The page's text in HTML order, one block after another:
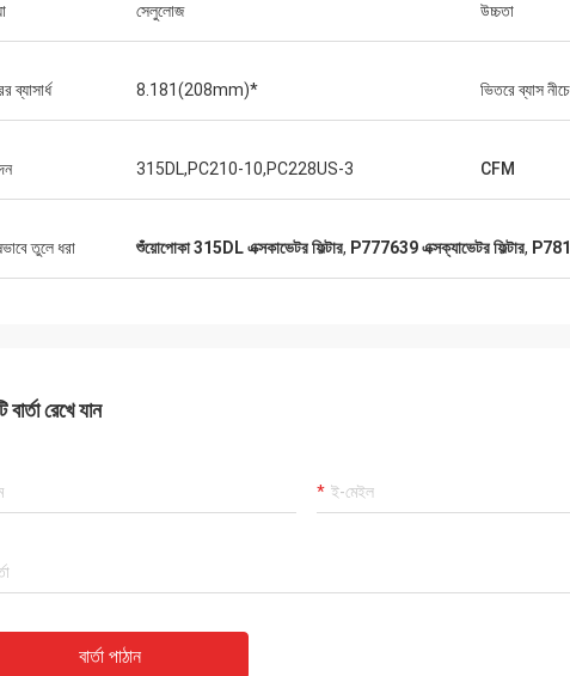
মুতাাকিলওয়া উইলসন আফ্রিকা
জিনিসগুলি এখনও যথারীতি, এজেন্সির
কার্লো
সেলুলোজ উচ্চতা
ব্যাসার্ধ 8.181(208mm)* ভিতরে ব্যাস নীচে
315DL,PC210-10,PC228US-3 CFM
তুলে ধরা শুঁয়োপোকা 315DL এক্সকাভেটর ফিল্টার, P777639 এক্সক্যাভেটর ফিল্টার,
বার্তা রেখে যান
বার্তা পাঠান